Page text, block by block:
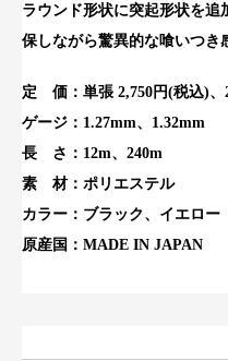
ラウンド形状に突起形状を
保しながら驚異的な喰いつき
定 価：単張 2,750円(税込)、
ゲージ：1.27mm、1.32mm
長 さ：12m、240m
素 材：ポリエステル
カラー：ブラック、イエロー
原産国：MADE IN JAPAN